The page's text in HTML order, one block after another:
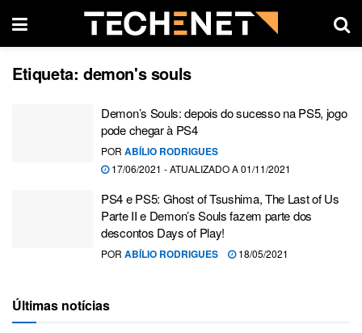
Etiqueta: demon's souls
Demon’s Souls: depois do sucesso na PS5, jogo
pode chegar à PS4
POR ABÍLIO RODRIGUES
17/06/2021 - ATUALIZADO A 01/11/2021
PS4 e PS5: Ghost of Tsushima, The Last of Us
Parte II e Demon’s Souls fazem parte dos
descontos Days of Play!
POR ABÍLIO RODRIGUES 18/05/2021
Últimas notícias